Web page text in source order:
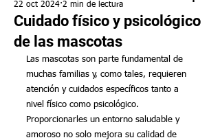
Cuidado físico y psicológico
de las mascotas
22 oct 2024 2 min de lectura
Las mascotas son parte fundamental de
muchas familias y, como tales, requieren
atención y cuidados específicos tanto a
nivel físico como psicológico.
Proporcionarles un entorno saludable y
amoroso no solo mejora su calidad de